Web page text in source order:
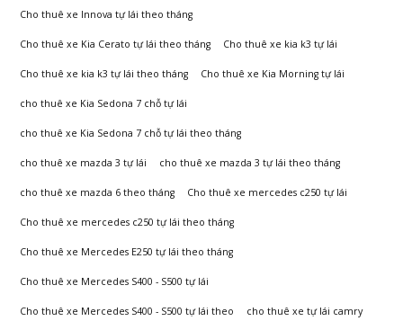
Cho thuê xe Innova tự lái theo tháng
Cho thuê xe Kia Cerato tự lái theo tháng Cho thuê xe kia k3 tự lái
Cho thuê xe kia k3 tự lái theo tháng Cho thuê xe Kia Morning tự lái
cho thuê xe Kia Sedona 7 chỗ tự lái
cho thuê xe Kia Sedona 7 chỗ tự lái theo tháng
cho thuê xe mazda 3 tự lái cho thuê xe mazda 3 tự lái theo tháng
cho thuê xe mazda 6 theo tháng Cho thuê xe mercedes c250 tự lái
Cho thuê xe mercedes c250 tự lái theo tháng
Cho thuê xe Mercedes E250 tự lái theo tháng
Cho thuê xe Mercedes S400 - S500 tự lái
Cho thuê xe Mercedes S400 - S500 tự lái theo cho thuê xe tự lái camry